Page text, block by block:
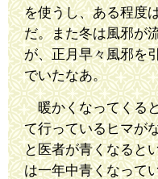
を使うし、ある程度
だ。また冬は風邪が
が、正月早々風邪を
でいたなあ。
暖かくなってくると
て行っているヒマが
と医者が青くなると
は一年中青くなって